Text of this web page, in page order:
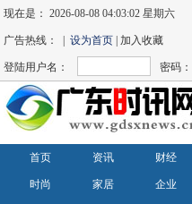
现在是：2026-08-08 04:03:02 星期六
广告热线： |设为首页 | 加入收藏
登陆用户名： 密码：
首页 资讯 财经
时尚 家居 企业